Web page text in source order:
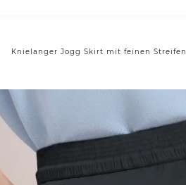
Knielanger Jogg Skirt mit feinen Streifen